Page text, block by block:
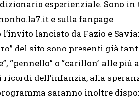
esperienziale. Sono in
e sulla fanpage
lanciato da Fazio e
del sito sono presenti già
“pennello” o “carillon” alle più
ricordi dell’infanzia, alla
saranno inoltre